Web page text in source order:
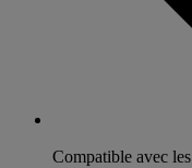
Compatible avec